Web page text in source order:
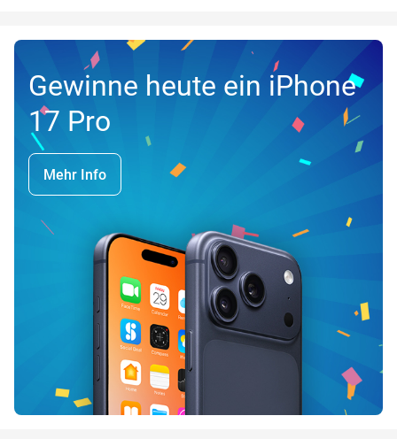
Gewinne heute ein iPhone
17 Pro
Mehr Info